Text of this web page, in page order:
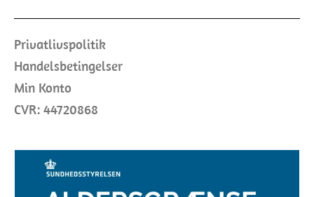
Privatlivspolitik
Handelsbetingelser
Min Konto
CVR: 44720868